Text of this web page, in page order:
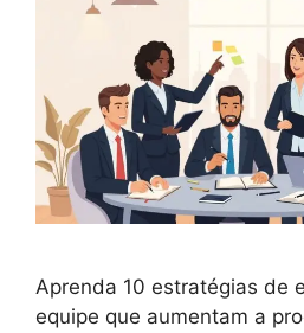
Aprenda 10 estratégias de
equipe que aumentam a